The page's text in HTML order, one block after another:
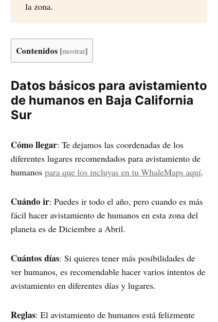
la zona.
Contenidos [mostrar]
Datos básicos para avistamiento
de humanos en Baja California
Sur
Cómo llegar: Te dejamos las coordenadas de los
diferentes lugares recomendados para avistamiento de
humanospara que los incluyas en tu WhaleMaps aquí.
Cuándo ir: Puedes ir todo el año, pero cuando es más
fácil hacer avistamiento de humanos en esta zona del
planeta es de Diciembre a Abril.
Cuántos días: Si quieres tener más posibilidades de
ver humanos, es recomendable hacer varios intentos de
avistamiento en diferentes días y lugares.
Reglas: El avistamiento de humanos está felizmente